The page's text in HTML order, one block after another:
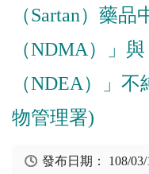
（Sartan）藥
（NDMA）」
（NDEA）」
物管理署)
發布日期： 108/